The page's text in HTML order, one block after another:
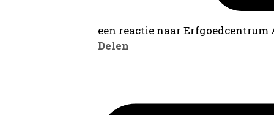
een reactie naar
Delen